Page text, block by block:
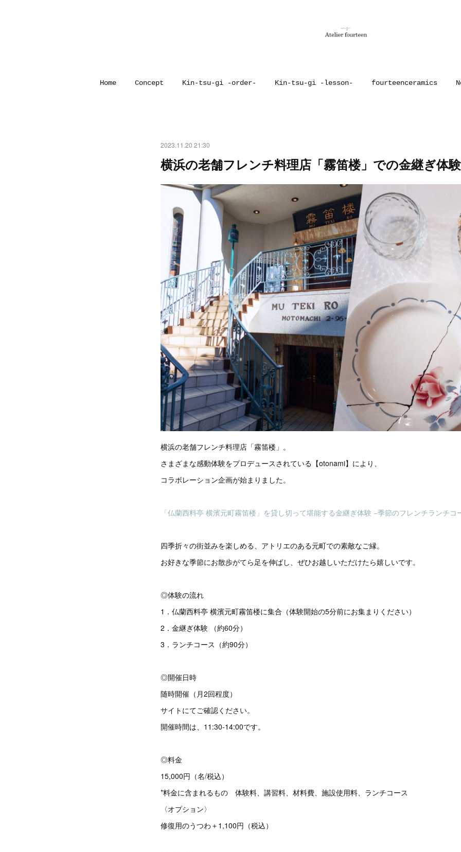
Home Concept Kin-tsu-gi -order- Kin-tsu-gi -lesson- fourteenceramics
2023.11.20 21:30
横浜の老舗フレンチ料理店「霧笛楼」での金継ぎ体験
横浜の老舗フレンチ料理店「霧笛楼」。
さまざまな感動体験をプロデュースされている【otonami】により、
コラボレーション企画が始まりました。
「仏蘭西料亭 横濱元町霧笛楼」を貸し切って堪能する金継ぎ体験 −季節のフレンチランチコ
四季折々の街並みを楽しめる、アトリエのある元町での素敵なご縁。
お好きな季節にお散歩がてら足を伸ばし、ぜひお越しいただけたら嬉しいです。
◎体験の流れ
1．仏蘭西料亭 横濱元町霧笛楼に集合（体験開始の5分前にお集まりください）
2．金継ぎ体験 （約60分）
3．ランチコース（約90分）
◎開催日時
随時開催（月2回程度）
サイトにてご確認ください。
開催時間は、11:30-14:00です。
◎料金
15,000円（名/税込）
*料金に含まれるもの 体験料、講習料、材料費、施設使用料、ランチコース
〈オプション〉
修復用のうつわ＋1,100円（税込）